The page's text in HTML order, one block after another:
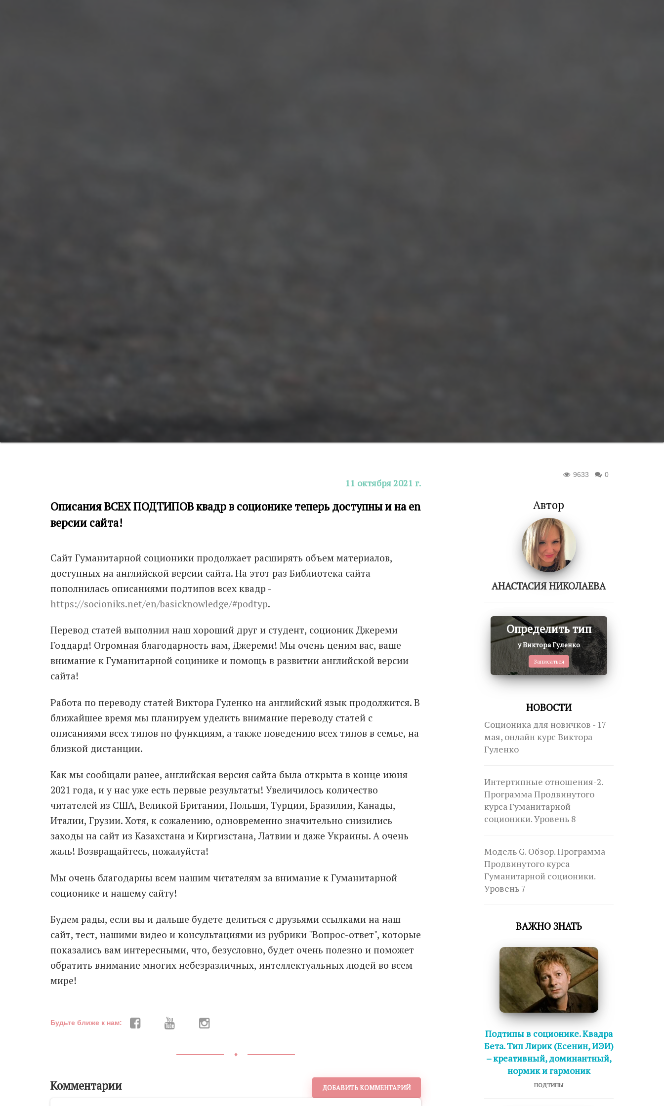
0
9633
11 октября 2021 г.
Описания ВСЕХ ПОДТИПОВ квадр в соционике теперь доступны и на en
версии сайта!
Сайт Гуманитарной соционики продолжает расширять объем материалов,
доступных на английской версии сайта. На этот раз Библиотека сайта
пополнилась описаниями подтипов всех квадр -
https://socioniks.net/en/basicknowledge/#podtyp.
Перевод статей выполнил наш хороший друг и студент, соционик Джереми
Годдард! Огромная благодарность вам, Джереми! Мы очень ценим вас, ваше
внимание к Гуманитарной социнике и помощь в развитии английской версии
сайта!
Работа по переводу статей Виктора Гуленко на английский язык продолжится. В
ближайшее время мы планируем уделить внимание переводу статей с
описаниями всех типов по функциям, а также поведению всех типов в семье, на
близкой дистанции.
Как мы сообщали ранее, английская версия сайта была открыта в конце июня
2021 года, и у нас уже есть первые результаты! Увеличилось количество
читателей из США, Великой Британии, Польши, Турции, Бразилии, Канады,
Италии, Грузии. Хотя, к сожалению, одновременно значительно снизились
заходы на сайт из Казахстана и Киргизстана, Латвии и даже Украины. А очень
жаль! Возвращайтесь, пожалуйста!
Мы очень благодарны всем нашим читателям за внимание к Гуманитарной
соционике и нашему сайту!
Будем рады, если вы и дальше будете делиться с друзьями ссылками на наш
сайт, тест, нашими видео и консультациями из рубрики "Вопрос-ответ", которые
показались вам интересными, что, безусловно, будет очень полезно и поможет
обратить внимание многих небезразличных, интеллектуальных людей во всем
мире!
Будьте ближе к нам:
♦
Комментарии ДОБАВИТЬ КОММЕНТАРИЙ
Автор
АНАСТАСИЯ НИКОЛАЕВА
Определить тип
у Виктора Гуленко
Записаться
НОВОСТИ
Соционика для новичков - 17
мая, онлайн курс Виктора
Гуленко
Интертипные отношения-2.
Программа Продвинутого
курса Гуманитарной
соционики. Уровень 8
Модель G. Обзор. Программа
Продвинутого курса
Гуманитарной соционики.
Уровень 7
ВАЖНО ЗНАТЬ
Подтипы в соционике. Квадра
Бета. Тип Лирик (Есенин, ИЭИ)
– креативный, доминантный,
нормик и гармоник
ПОДТИПЫ